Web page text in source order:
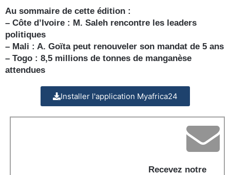
Au sommaire de cette édition :
– Côte d’Ivoire : M. Saleh rencontre les leaders
politiques
– Mali : A. Goïta peut renouveler son mandat de 5 ans
– Togo : 8,5 millions de tonnes de manganèse
attendues
Installer l'application Myafrica24
Recevez notre